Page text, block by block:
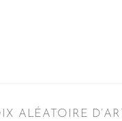
ALÉATOIRE